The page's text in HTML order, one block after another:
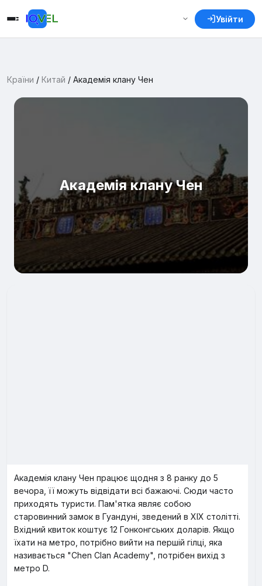
Увійти
Країни / Китай / Академія клану Чен
Академія клану Чен
Академія клану Чен працює щодня з 8 ранку до 5
вечора, її можуть відвідати всі бажаючі. Сюди часто
приходять туристи. Пам'ятка являє собою
старовинний замок в Гуандуні, зведений в XIX столітті.
Вхідний квиток коштує 12 Гонконгських доларів. Якщо
їхати на метро, потрібно вийти на першій гілці, яка
називається "Chen Clan Academy", потрібен вихід з
метро D.